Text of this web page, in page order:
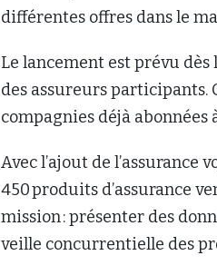
différentes offres dans le
Le lancement est prévu dès
des assureurs participants.
compagnies déjà abonnées
Avec l’ajout de l’assurance
450 produits d’assurance
mission : présenter des
veille concurrentielle des